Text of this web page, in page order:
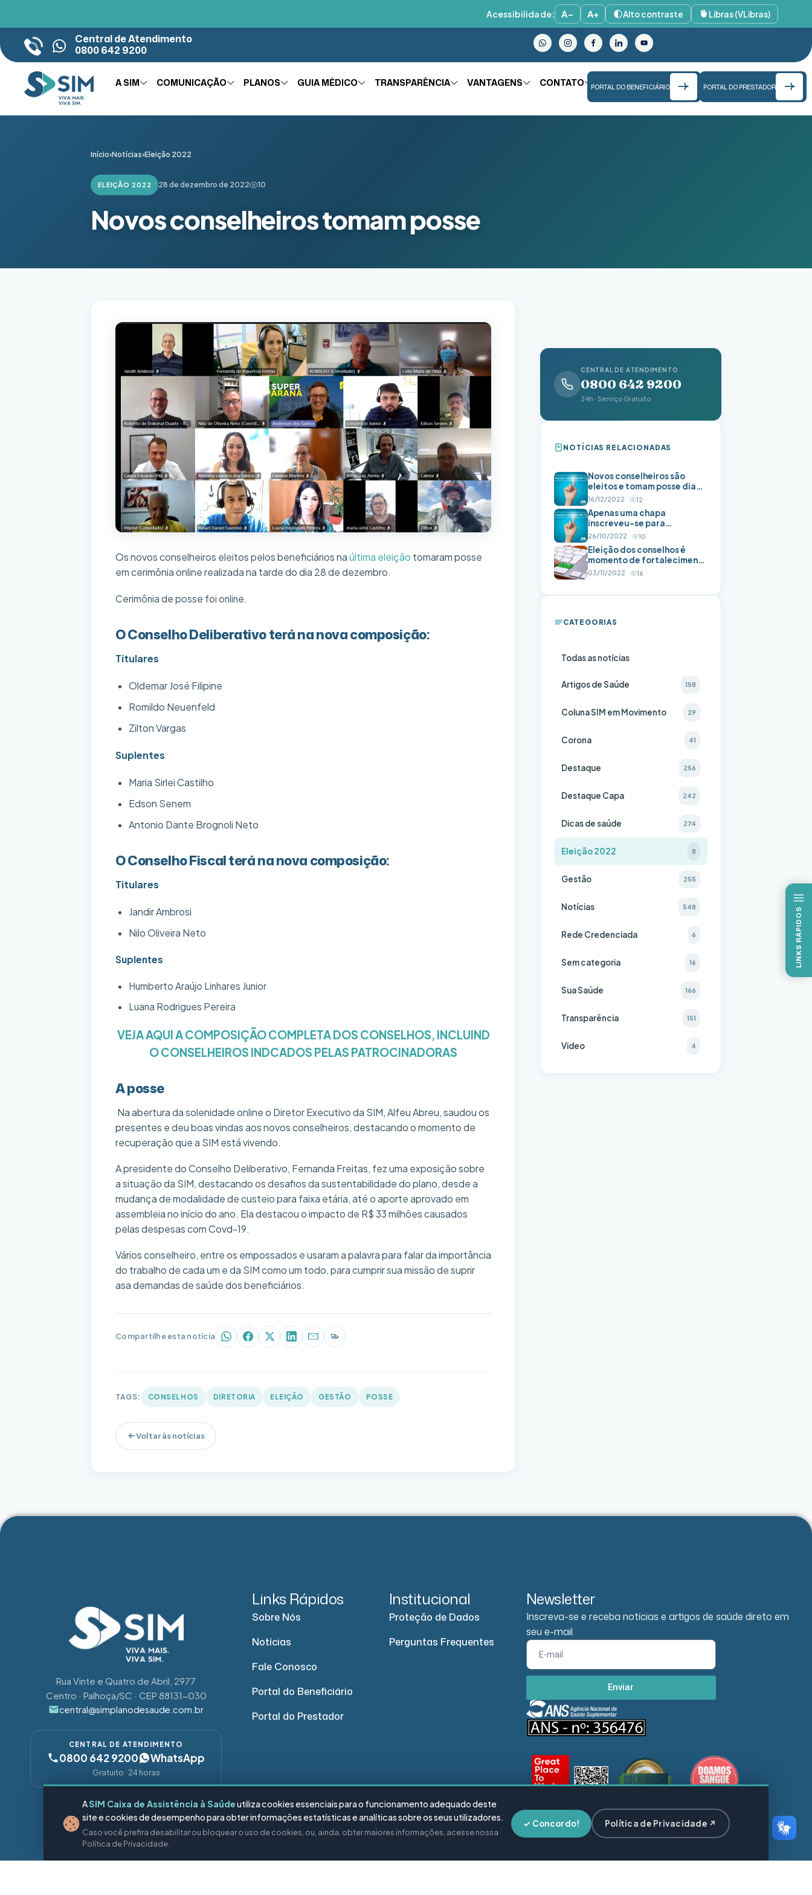
Acessibilidade: A− A+ Alto contraste Libras (VLibras)
Central de Atendimento
0800 642 9200
A SIM COMUNICAÇÃO PLANOS GUIA MÉDICO TRANSPARÊNCIA VANTAGENS CONTATO PORTAL DO BENEFICIÁRIO PORTAL DO PRESTADOR
Início›Notícias›Eleição 2022
ELEIÇÃO 2022 28 de dezembro de 2022 10
Novos conselheiros tomam posse
Os novos conselheiros eleitos pelos beneficiários naúltima eleição tomaram posse
em cerimônia online realizada na tarde do dia 28 de dezembro.
Cerimônia de posse foi online.
O Conselho Deliberativo terá na nova composição:
Titulares
Oldemar José Filipine
Romildo Neuenfeld
Zilton Vargas
Suplentes
Maria Sirlei Castilho
Edson Senem
Antonio Dante Brognoli Neto
O Conselho Fiscal terá na nova composição:
Titulares
Jandir Ambrosi
Nilo Oliveira Neto
Suplentes
Humberto Araújo Linhares Junior
Luana Rodrigues Pereira
VEJA AQUI A COMPOSIÇÃO COMPLETA DOS CONSELHOS, INCLUIND
O CONSELHEIROS INDCADOS PELAS PATROCINADORAS
A posse
Na abertura da solenidade online o Diretor Executivo da SIM, Alfeu Abreu, saudou os
presentes e deu boas vindas aos novos conselheiros, destacando o momento de
recuperação que a SIM está vivendo.
A presidente do Conselho Deliberativo, Fernanda Freitas, fez uma exposição sobre
a situação da SIM, destacando os desafios da sustentabilidade do plano, desde a
mudança de modalidade de custeio para faixa etária, até o aporte aprovado em
assembleia no início do ano. Ela destacou o impacto de R$ 33 milhões causados
pelas despesas com Covd-19.
Vários conselheiro, entre os empossados e usaram a palavra para falar da importância
do trabalho de cada um e da SIM como um todo, para cumprir sua missão de suprir
asa demandas de saúde dos beneficiários.
Compartilhe esta notícia WhatsApp
FacebookX (Twitter)
LinkedInE-mailCopiar link
TAGS: CONSELHOS DIRETORIA ELEIÇÃO GESTÃO POSSE
Voltar às notícias
CENTRAL DE ATENDIMENTO
0800 642 9200
24h · Serviço Gratuito
NOTÍCIAS RELACIONADAS
Novos conselheiros são
eleitos e tomam posse dia
28 de dezembro
16/12/2022 12
Apenas uma chapa
inscreveu-se para
concorrer aos Conselhos
26/10/2022 10
Eleição dos conselhos é
momento de fortalecimento
da SIM. Não deixe de
03/11/2022 16
CATEGORIAS
Todas as notícias
Artigos de Saúde 158
Coluna SIM em Movimento 29
Corona 41
Destaque 256
Destaque Capa 242
Dicas de saúde 274
Eleição 2022 8
Gestão 255
Notícias 548
Rede Credenciada 6
Sem categoria 16
Sua Saúde 166
Transparência 151
Video 4
Rua Vinte e Quatro de Abril, 2977
Centro · Palhoça/SC · CEP 88131-030
central@simplanodesaude.com.br
CENTRAL DE ATENDIMENTO
0800 642 9200 WhatsApp
Gratuito · 24 horas
SIGA-NOS
Links Rápidos
Sobre Nós
Notícias
Fale Conosco
Portal do Beneficiário
Portal do Prestador
Institucional
Proteção de Dados
Perguntas Frequentes
Newsletter
Inscreva-se e receba notícias e artigos de saúde direto em
seu e-mail.
Enviar
ASIM Caixa de Assistência à Saúdeutiliza cookies essenciais para o funcionamento adequado deste
site e cookies de desempenho para obter informações estatísticas e analíticas sobre os seus utilizadores.
Caso você prefira desabilitar ou bloquear o uso de cookies, ou, ainda, obter maiores informações, acesse nossa
Política de Privacidade.
✓ Concordo! Política de Privacidade ↗
LINKS RÁPIDOS